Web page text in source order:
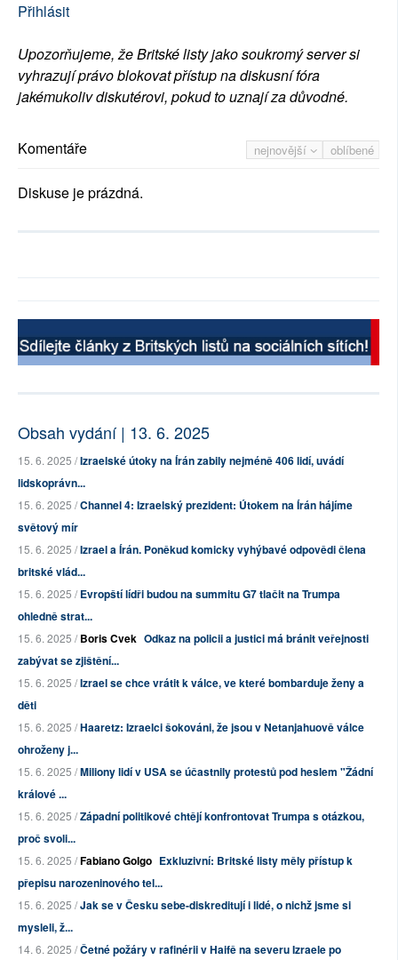
Přihlásit
Upozorňujeme, že Britské listy jako soukromý server si
vyhrazují právo blokovat přístup na diskusní fóra
jakémukoliv diskutérovi, pokud to uznají za důvodné.
nejnovější oblíbené
Komentáře
Diskuse je prázdná.
Obsah vydání | 13. 6. 2025
15. 6. 2025 /Izraelské útoky na Írán zabily nejméně 406 lidí, uvádí
lidskoprávn...
15. 6. 2025 /Channel 4: Izraelský prezident: Útokem na Írán hájíme
světový mír
15. 6. 2025 /Izrael a Írán. Poněkud komicky vyhýbavé odpovědi člena
britské vlád...
15. 6. 2025 /Evropští lídři budou na summitu G7 tlačit na Trumpa
ohledně strat...
15. 6. 2025 /Boris Cvek Odkaz na policii a justici má bránit veřejnosti
zabývat se zjištění...
15. 6. 2025 /Izrael se chce vrátit k válce, ve které bombarduje ženy a
děti
15. 6. 2025 /Haaretz: Izraelci šokováni, že jsou v Netanjahuově válce
ohroženy j...
15. 6. 2025 /Miliony lidí v USA se účastnily protestů pod heslem "Žádní
králové ...
15. 6. 2025 /Západní politikové chtějí konfrontovat Trumpa s otázkou,
proč svoli...
15. 6. 2025 /Fabiano Golgo Exkluzivní: Britské listy měly přístup k
přepisu narozeninového tel...
15. 6. 2025 /Jak se v Česku sebe-diskreditují i lidé, o nichž jsme si
mysleli, ž...
14. 6. 2025 /Četné požáry v rafinérii v Haifě na severu Izraele po